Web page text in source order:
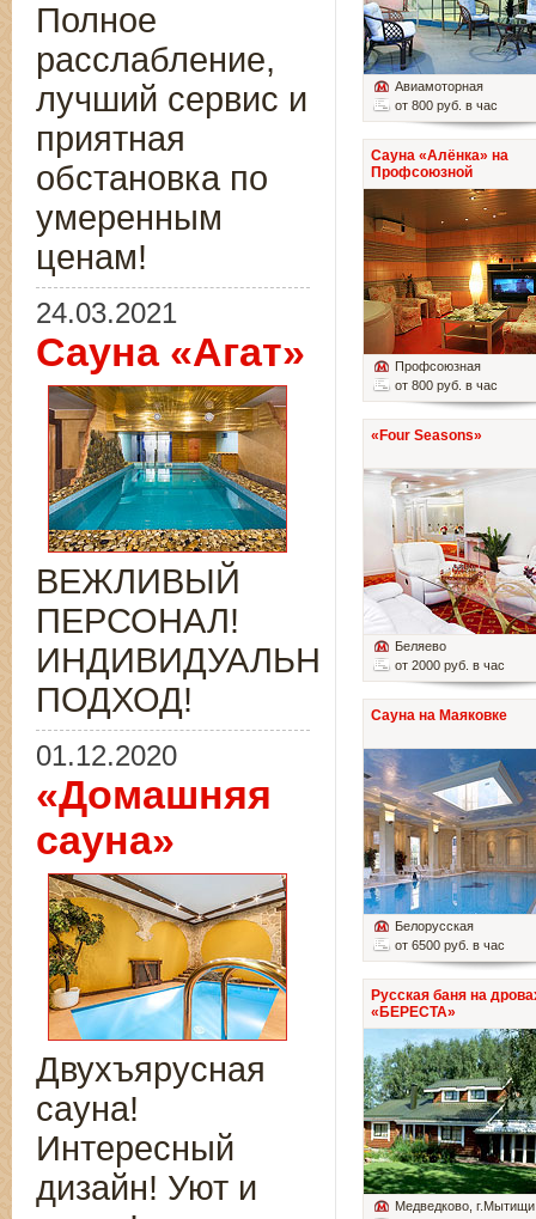
Авиамоторная
от 800 руб. в час
Сауна «Алёнка» на
Профсоюзной
Профсоюзная
от 800 руб. в час
«Four Seasons»
Беляево
от 2000 руб. в час
Сауна на Маяковке
Белорусская
от 6500 руб. в час
Русская баня на
«БЕРЕСТА»
Медведково , г.Мытищи
Полное
расслабление,
лучший сервис и
приятная
обстановка по
умеренным
ценам!
24.03.2021
Сауна «Агат»
ВЕЖЛИВЫЙ
ПЕРСОНАЛ!
ИНДИВИДУАЛЬНЫЙ
ПОДХОД!
01.12.2020
«Домашняя
сауна»
Двухъярусная
сауна!
Интересный
дизайн! Уют и